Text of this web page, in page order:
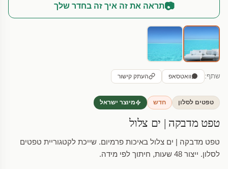
📷תראה את זה איך זה בחדר שלך
שתף: וואטסאפ העתק קישור
טפטים לסלון חדש מיוצר ישראל
טפט מדבקה | ים צלול
טפט מדבקה | ים צלול באיכות פרמיום. שייכת לקטגוריית טפטים
לסלון. ייצור 48 שעות, חיתוך לפי מידה.